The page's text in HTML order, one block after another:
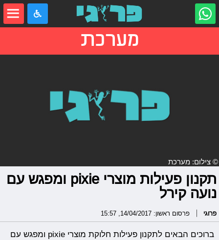
מערכת
© צילום: מערכת
תקנון פעילות מוצרי pixie ומפגש עם
נועה קירל
פרוגי פרסום ראשון: 14/04/2017, 15:57
ברוכים הבאים לתקנון פעילות חלוקת מוצרי pixie ומפגש עם